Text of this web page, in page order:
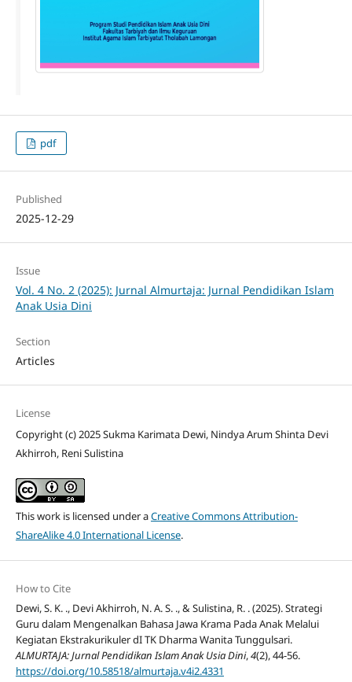
pdf
Published
2025-12-29
Issue
Vol. 4 No. 2 (2025): Jurnal Almurtaja: Jurnal Pendidikan Islam
Anak Usia Dini
Section
Articles
License
Copyright (c) 2025 Sukma Karimata Dewi, Nindya Arum Shinta Devi
Akhirroh, Reni Sulistina
This work is licensed under aCreative Commons Attribution-
ShareAlike 4.0 International License.
How to Cite
Dewi, S. K. ., Devi Akhirroh, N. A. S. ., & Sulistina, R. . (2025). Strategi
Guru dalam Mengenalkan Bahasa Jawa Krama Pada Anak Melalui
Kegiatan Ekstrakurikuler dI TK Dharma Wanita Tunggulsari.
ALMURTAJA: Jurnal Pendidikan Islam Anak Usia Dini,4(2), 44-56.
https://doi.org/10.58518/almurtaja.v4i2.4331